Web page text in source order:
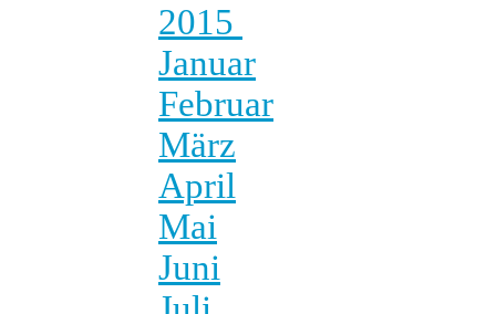
2015
Januar
Februar
März
April
Mai
Juni